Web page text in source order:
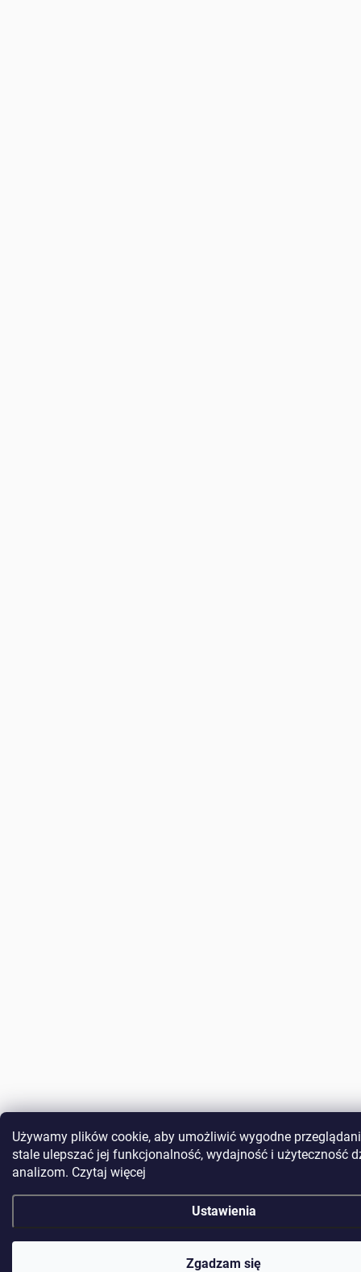
Używamy plików cookie, aby umożliwić wygodne
stale ulepszać jej funkcjonalność, wydajność i użyteczność
analizom. Czytaj więcej
Ustawienia
Zgadzam się